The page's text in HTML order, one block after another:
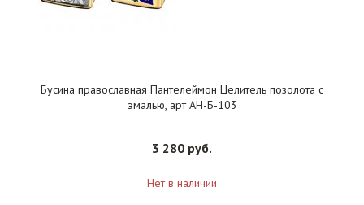
Бусина православная Пантелеймон Целитель позолота с
эмалью, арт АН-Б-103
3 280 руб.
Нет в наличии